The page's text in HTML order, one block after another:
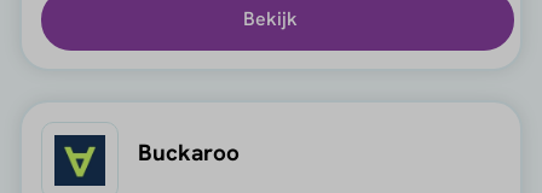
Bekijk
Buckaroo